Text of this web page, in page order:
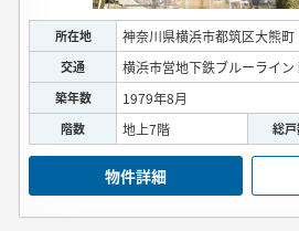
所在地 神奈川県横浜市都筑区大熊町
交通 横浜市営地下鉄ブルーライ
築年数 1979年8月
階数 地上7階 総
物件詳細